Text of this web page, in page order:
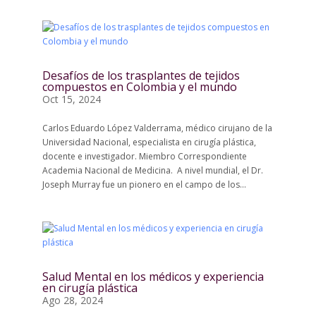
Desafíos de los trasplantes de tejidos
compuestos en Colombia y el mundo
Oct 15, 2024
Carlos Eduardo López Valderrama, médico cirujano de la
Universidad Nacional, especialista en cirugía plástica,
docente e investigador. Miembro Correspondiente
Academia Nacional de Medicina. A nivel mundial, el Dr.
Joseph Murray fue un pionero en el campo de los...
Salud Mental en los médicos y experiencia
en cirugía plástica
Ago 28, 2024